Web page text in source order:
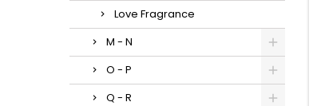
Love Fragrance
M - N
O - P
Q - R